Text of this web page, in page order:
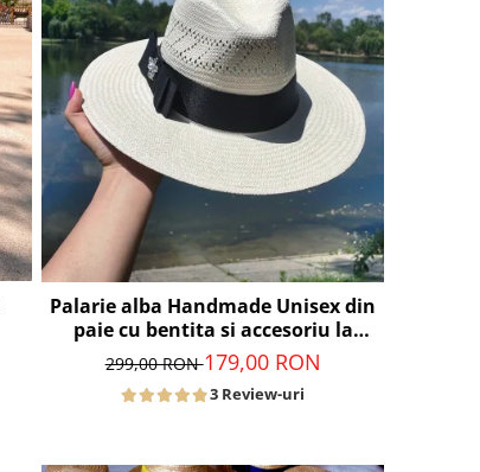
Palarie alba Handmade Unisex din
paie cu bentita si accesoriu la
alegere
299,00 RON179,00 RON
3 Review-uri